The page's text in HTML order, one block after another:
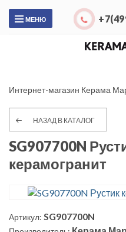
МЕНЮ
Интернет-магазин Керама
НАЗАД В КАТАЛОГ
SG907700N
керамогранит
Артикул: SG907700N